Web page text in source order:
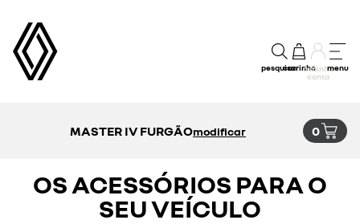
pesquisarcarrinhoa minha
conta
menu
MASTER IV FURGÃOmodificar 0
OS ACESSÓRIOS PARA O
SEU VEÍCULO